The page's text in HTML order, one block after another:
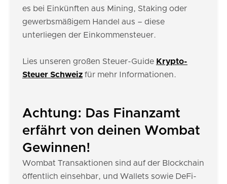
es bei Einkünften aus Mining, Staking oder
gewerbsmäßigem Handel aus – diese
unterliegen der Einkommensteuer.
Lies unseren großen Steuer-Guide Krypto-
Steuer Schweiz für mehr Informationen.
Achtung: Das Finanzamt
erfährt von deinen Wombat
Gewinnen!
Wombat Transaktionen sind auf der Blockchain
öffentlich einsehbar, und Wallets sowie DeFi-